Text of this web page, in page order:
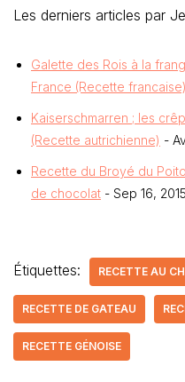
Les derniers articles par
Galette des Rois à la
France (Recette francaise)
Kaiserschmarren ; les
(Recette autrichienne) -
Recette du Broyé du
de chocolat - Sep 16, 2015
Étiquettes: RECETTE AU
RECETTE DE GATEAU
RECETTE GÉNOISE